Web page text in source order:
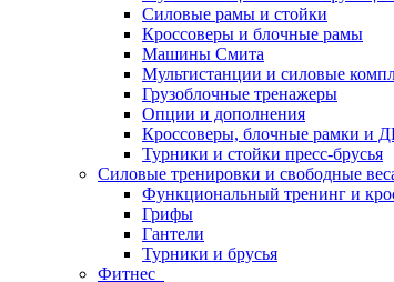
Силовые рамы и стойки
Кроссоверы и блочные рамы
Машины Смита
Мультистанции и силовые
Грузоблочные тренажеры
Опции и дополнения
Кроссоверы, блочные рамки и
Турники и стойки пресс-брусья
Силовые тренировки и свободные
Функциональный тренинг и
Грифы
Гантели
Турники и брусья
Фитнес